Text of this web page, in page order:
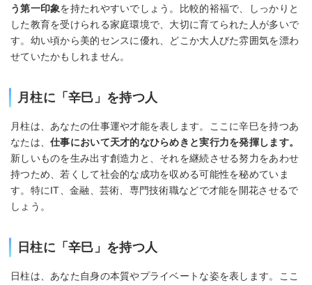
う第一印象を持たれやすいでしょう。比較的裕福で、しっかりと
した教育を受けられる家庭環境で、大切に育てられた人が多いで
す。幼い頃から美的センスに優れ、どこか大人びた雰囲気を漂わ
せていたかもしれません。
月柱に「辛巳」を持つ人
月柱は、あなたの仕事運や才能を表します。ここに辛巳を持つあ
なたは、仕事において天才的なひらめきと実行力を発揮します。
新しいものを生み出す創造力と、それを継続させる努力をあわせ
持つため、若くして社会的な成功を収める可能性を秘めていま
す。特にIT、金融、芸術、専門技術職などで才能を開花させるで
しょう。
日柱に「辛巳」を持つ人
日柱は、あなた自身の本質やプライベートな姿を表します。ここ